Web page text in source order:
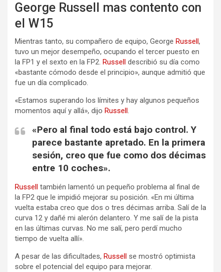
George Russell mas contento con
el W15
Mientras tanto, su compañero de equipo, George Russell ,
tuvo un mejor desempeño, ocupando el tercer puesto en
la FP1 y el sexto en la FP2. Russell
describió su día como
«bastante cómodo desde el principio», aunque admitió que
fue un día complicado.
«Estamos superando los límites y hay algunos pequeños
momentos aquí y allá», dijo Russell .
«Pero al final todo está bajo control. Y
parece bastante apretado. En la primera
sesión, creo que fue como dos décimas
entre 10 coches».
Russell
también lamentó un pequeño problema al final de
la FP2 que le impidió mejorar su posición. «En mi última
vuelta estaba creo que dos o tres décimas arriba. Salí de la
curva 12 y dañé mi alerón delantero. Y me salí de la pista
en las últimas curvas. No me salí, pero perdí mucho
tiempo de vuelta allí».
A pesar de las dificultades, Russell
se mostró optimista
sobre el potencial del equipo para mejorar.